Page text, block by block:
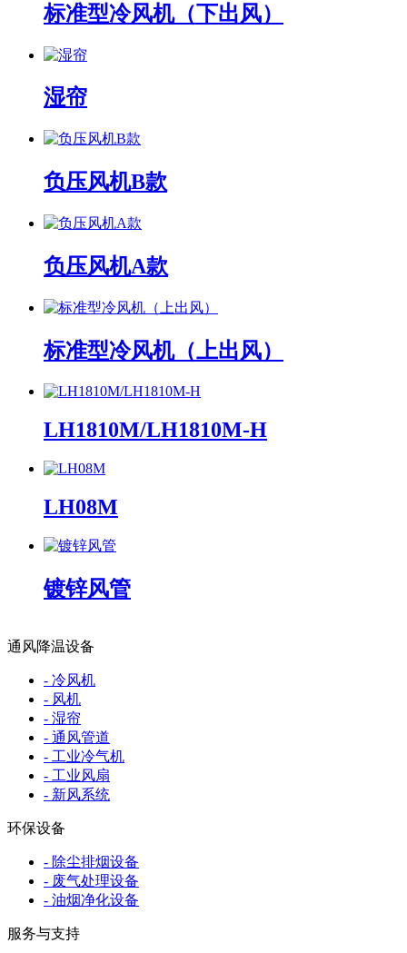
标准型冷风机（下出风）
湿帘
负压风机B款
负压风机A款
标准型冷风机（上出风）
LH1810M/LH1810M-H
LH08M
镀锌风管
通风降温设备
- 冷风机
- 风机
- 湿帘
- 通风管道
- 工业冷气机
- 工业风扇
- 新风系统
环保设备
- 除尘排烟设备
- 废气处理设备
- 油烟净化设备
服务与支持